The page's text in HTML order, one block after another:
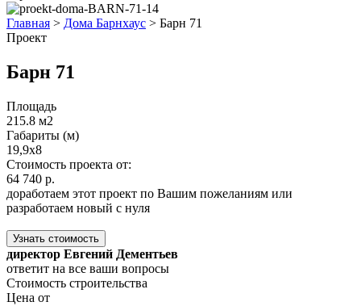
Главная > Дома Барнхаус > Барн 71
Проект
Барн 71
Площадь
215.8 м2
Габариты (м)
19,9x8
Стоимость проекта от:
64 740 р.
доработаем этот проект по Вашим пожеланиям или
разработаем новый с нуля
Узнать стоимость
директор Евгений Дементьев
ответит на все ваши вопросы
Стоимость строительства
Цена от